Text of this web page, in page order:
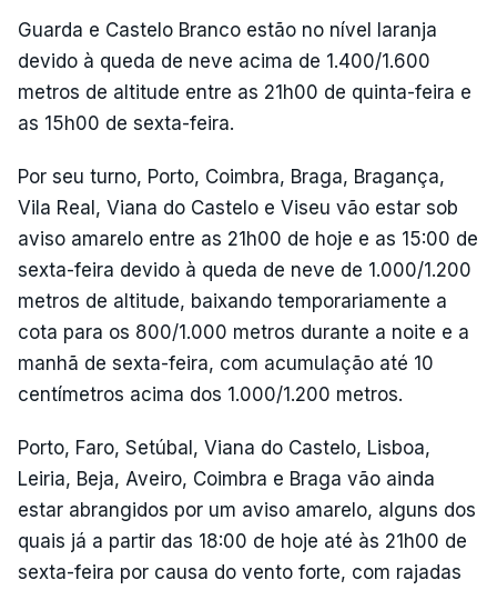
Guarda e Castelo Branco estão no nível laranja
devido à queda de neve acima de 1.400/1.600
metros de altitude entre as 21h00 de quinta-feira e
as 15h00 de sexta-feira.
Por seu turno, Porto, Coimbra, Braga, Bragança,
Vila Real, Viana do Castelo e Viseu vão estar sob
aviso amarelo entre as 21h00 de hoje e as 15:00 de
sexta-feira devido à queda de neve de 1.000/1.200
metros de altitude, baixando temporariamente a
cota para os 800/1.000 metros durante a noite e a
manhã de sexta-feira, com acumulação até 10
centímetros acima dos 1.000/1.200 metros.
Porto, Faro, Setúbal, Viana do Castelo, Lisboa,
Leiria, Beja, Aveiro, Coimbra e Braga vão ainda
estar abrangidos por um aviso amarelo, alguns dos
quais já a partir das 18:00 de hoje até às 21h00 de
sexta-feira por causa do vento forte, com rajadas